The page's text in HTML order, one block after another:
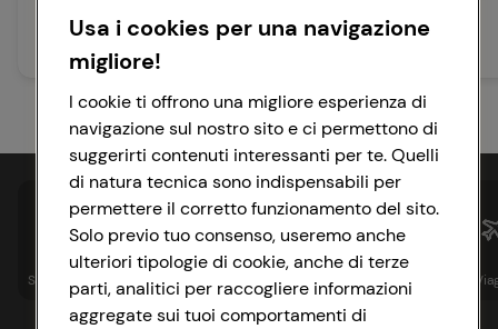
30 min Facile
Spesa online Assicurazioni Sapori& Istituzionale
Usa i cookies per una navigazione
migliore!
I cookie ti offrono una migliore esperienza di
navigazione sul nostro sito e ci permettono di
suggerirti contenuti interessanti per te. Quelli
di natura tecnica sono indispensabili per
permettere il corretto funzionamento del sito.
Solo previo tuo consenso, useremo anche
ulteriori tipologie di cookie, anche di terze
parti, analitici per raccogliere informazioni
aggregate sui tuoi comportamenti di